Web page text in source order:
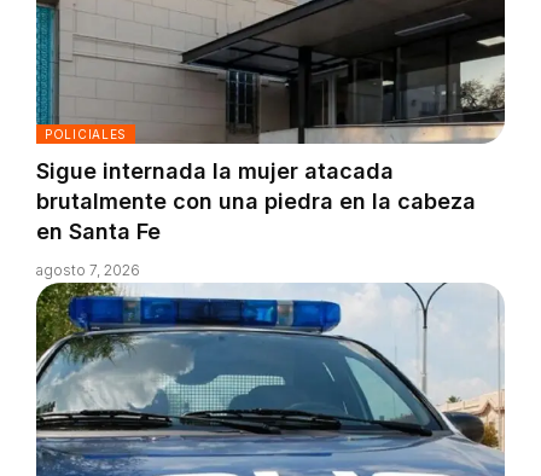
POLICIALES
Sigue internada la mujer atacada
brutalmente con una piedra en la cabeza
en Santa Fe
agosto 7, 2026